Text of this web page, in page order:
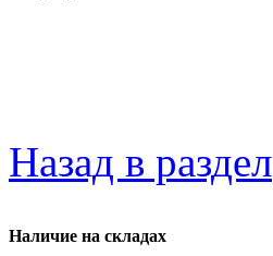
Назад в раздел
Наличие на складах